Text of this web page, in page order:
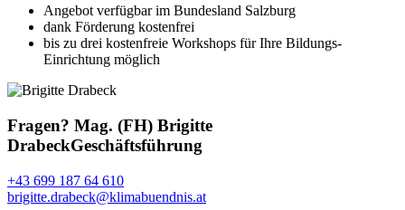
Angebot verfügbar im Bundesland Salzburg
dank Förderung kostenfrei
bis zu drei kostenfreie Workshops für Ihre Bildungs-
Einrichtung möglich
Fragen? Mag. (FH) Brigitte
DrabeckGeschäftsführung
+43 699 187 64 610
brigitte.drabeck@klimabuendnis.at